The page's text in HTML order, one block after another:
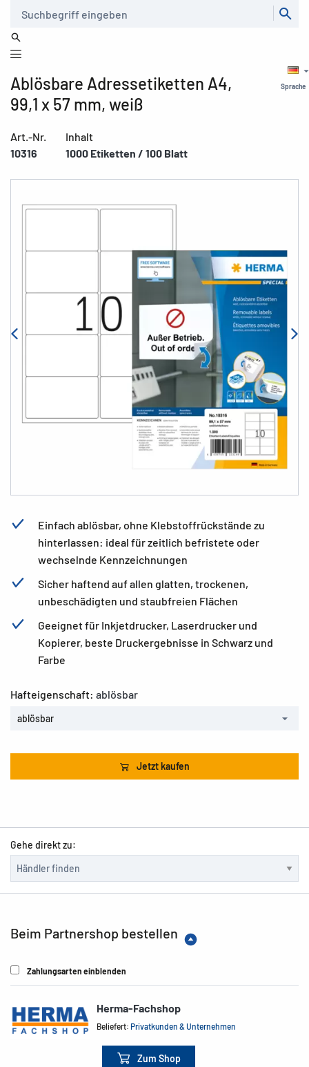
Sprache
Ablösbare Adressetiketten A4,
99,1 x 57 mm, weiß
Art.-Nr.
10316
Inhalt
1000 Etiketten / 100 Blatt
Einfach ablösbar, ohne Klebstoffrückstände zu
hinterlassen: ideal für zeitlich befristete oder
wechselnde Kennzeichnungen
Sicher haftend auf allen glatten, trockenen,
unbeschädigten und staubfreien Flächen
Geeignet für Inkjetdrucker, Laserdrucker und
Kopierer, beste Druckergebnisse in Schwarz und
Farbe
Hafteigenschaft: ablösbar
ablösbar
Jetzt kaufen
Gehe direkt zu:
Beim Partnershop bestellen
Zahlungsarten einblenden
Herma-Fachshop
Beliefert:Privatkunden & Unternehmen
Zum Shop